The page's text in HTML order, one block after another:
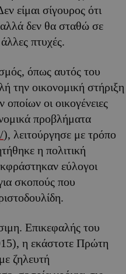
είμαι σίγουρος ότι
δεν θα σταθώ σε
πτυχές.
όπως αυτός του
την οικονομική στήριξη
οι οικογένειες
προβλήματα
), λειτούργησε με τρόπο
η πολιτική
εύλογοι
σκοπούς που
Επικεφαλής του
η εκάστοτε Πρώτη
ζηλευτή